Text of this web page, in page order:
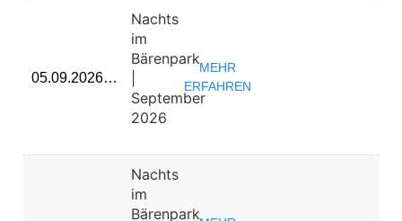
05.09.2026…
Nachts
im
Bärenpark
September
2026
MEHR
ERFAHREN
Nachts
im
Bärenpark